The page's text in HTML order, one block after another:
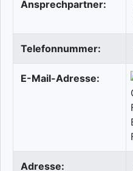
Ansprechpartner:
Telefonnummer:
E-Mail-Adresse:
Adresse: